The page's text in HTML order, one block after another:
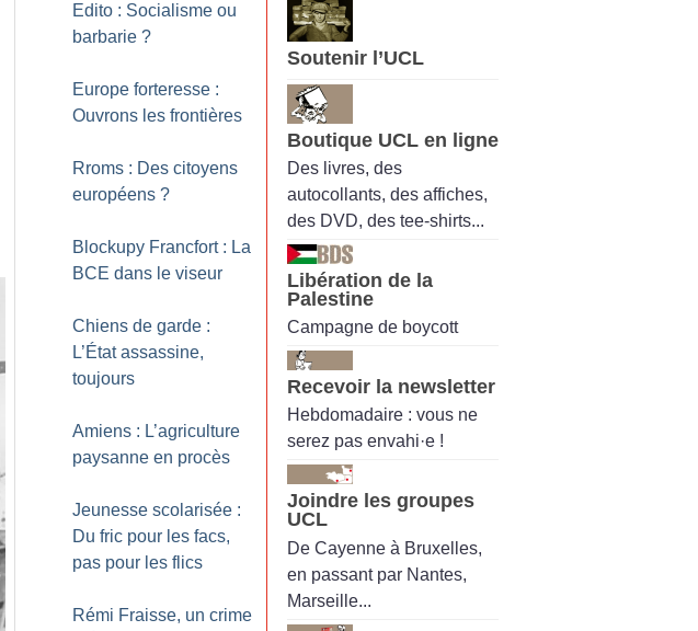
Edito : Socialisme ou
barbarie ?
Europe forteresse :
Ouvrons les frontières
Rroms : Des citoyens
européens ?
Blockupy Francfort : La
BCE dans le viseur
Chiens de garde :
L’État assassine,
toujours
Amiens : L’agriculture
paysanne en procès
Jeunesse scolarisée :
Du fric pour les facs,
pas pour les flics
Rémi Fraisse, un crime
Soutenir l’UCL
Boutique UCL en ligne
Des livres, des
autocollants, des affiches,
des DVD, des tee-shirts...
Libération de la
Palestine
Campagne de boycott
Recevoir la newsletter
Hebdomadaire : vous ne
serez pas envahi·e !
Joindre les groupes
UCL
De Cayenne à Bruxelles,
en passant par Nantes,
Marseille...